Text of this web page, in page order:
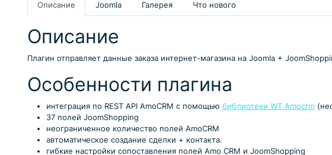
Описание Joomla Галерея Что нового
Описание
Плагин отправляет данные заказа интернет-магазина на Joomla +
Особенности плагина
интеграция по REST API AmoCRM с помощью библиотеки WT Amocrm
37 полей JoomShopping
неограниченное количество полей AmoCRM
автоматическое создание сделки + контакта.
гибкие настройки сопоставления полей Amo CRM и JoomShopping